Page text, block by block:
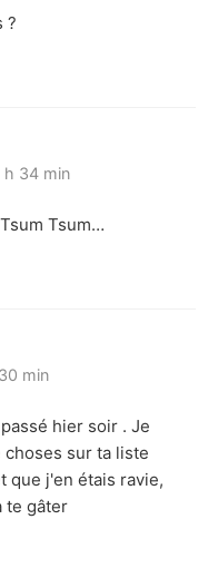
?
h 34 min
Tsum…
min
hier soir . Je
choses sur ta liste
que j'en étais ravie,
te gâter